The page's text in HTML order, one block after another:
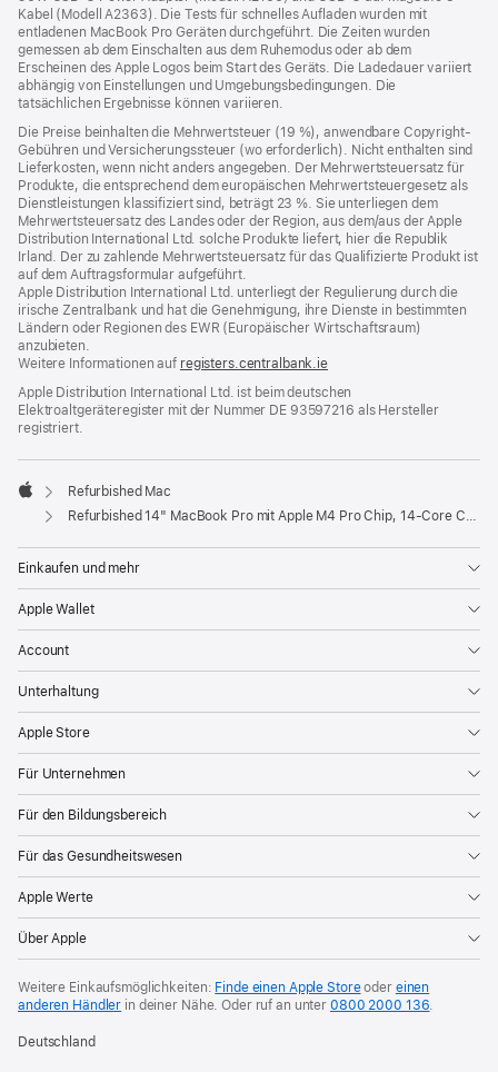
Kabel (Modell A2363). Die Tests für schnelles Aufladen wurden mit
entladenen MacBook Pro Geräten durchgeführt. Die Zeiten wurden
gemessen ab dem Einschalten aus dem Ruhemodus oder ab dem
Erscheinen des Apple Logos beim Start des Geräts. Die Ladedauer variiert
abhängig von Einstellungen und Umgebungsbedingungen. Die
tatsächlichen Ergebnisse können variieren.
Die Preise beinhalten die Mehrwertsteuer (19 %), anwendbare Copyright-
Gebühren und Versicherungssteuer (wo erforderlich). Nicht enthalten sind
Lieferkosten, wenn nicht anders angegeben. Der Mehrwertsteuersatz für
Produkte, die entsprechend dem europäischen Mehrwertsteuergesetz als
Dienstleistungen klassifiziert sind, beträgt 23 %. Sie unterliegen dem
Mehrwertsteuersatz des Landes oder der Region, aus dem/aus der Apple
Distribution International Ltd. solche Produkte liefert, hier die Republik
Irland. Der zu zahlende Mehrwertsteuersatz für das Qualifizierte Produkt ist
auf dem Auftragsformular aufgeführt.
Apple Distribution International Ltd. unterliegt der Regulierung durch die
irische Zentralbank und hat die Genehmigung, ihre Dienste in bestimmten
Ländern oder Regionen des EWR (Europäischer Wirtschaftsraum)
anzubieten.
Weitere Informationen auf registers.centralbank.ie
Apple Distribution International Ltd. ist beim deutschen
Elektroaltgeräteregister mit der Nummer DE 93597216 als Hersteller
registriert.
Apple
Refurbished Mac
Refurbished 14" MacBook Pro mit Apple M4 Pro Chip, 14‑Core CPU und 20‑Core GPU – Silber
Einkaufen und mehr
Apple Wallet
Account
Unterhaltung
Apple Store
Für Unternehmen
Für den Bildungsbereich
Für das Gesundheitswesen
Apple Werte
Über Apple
Weitere Einkaufsmöglichkeiten: Finde einen Apple Storeoder einen
anderen Händler in deiner Nähe. Oder ruf an unter0800 2000 136.
Deutschland